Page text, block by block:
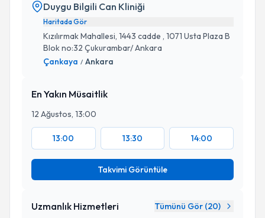
Duygu Bilgili Can Kliniği
Haritada Gör
Kızılırmak Mahallesi, 1443 cadde , 1071 Usta Plaza B
Blok no:32 Çukurambar/ Ankara
Çankaya / Ankara
En Yakın Müsaitlik
12 Ağustos, 13:00
13:00 13:30 14:00
Takvimi Görüntüle
Uzmanlık Hizmetleri Tümünü Gör (20)